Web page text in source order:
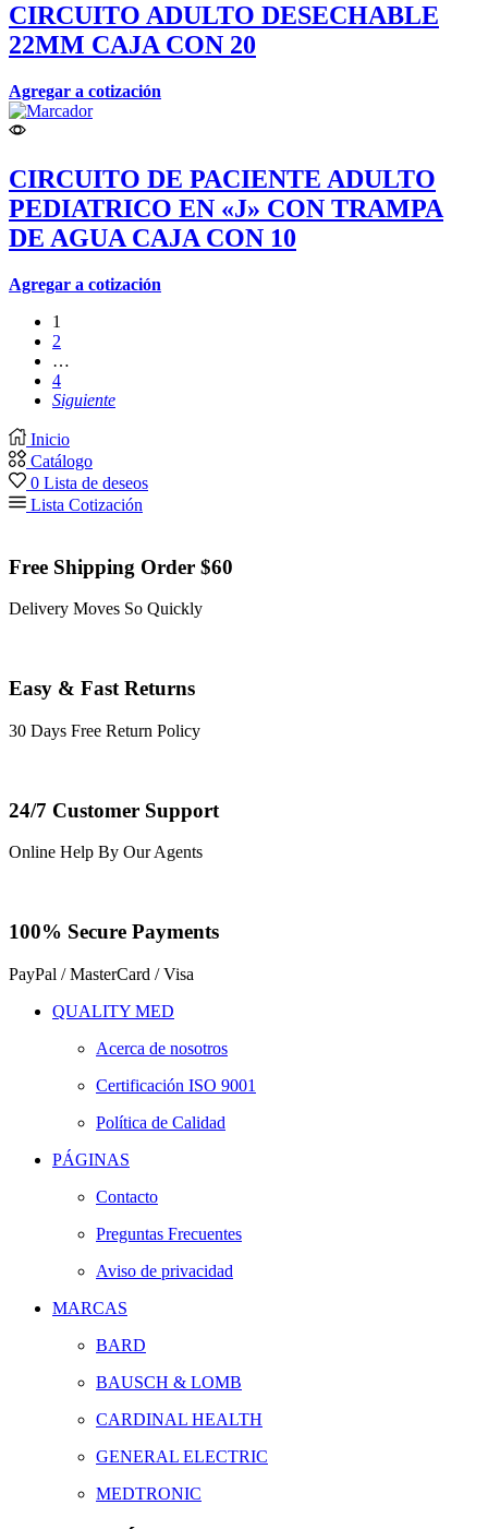
CIRCUITO ADULTO DESECHABLE
22MM CAJA CON 20
Agregar a cotización
CIRCUITO DE PACIENTE ADULTO
PEDIATRICO EN «J» CON TRAMPA
DE AGUA CAJA CON 10
Agregar a cotización
1
2
…
4
Siguiente
Inicio
Catálogo
0 Lista de deseos
Lista Cotización
Free Shipping Order $60
Delivery Moves So Quickly
Easy & Fast Returns
30 Days Free Return Policy
24/7 Customer Support
Online Help By Our Agents
100% Secure Payments
PayPal / MasterCard / Visa
QUALITY MED
Acerca de nosotros
Certificación ISO 9001
Política de Calidad
PÁGINAS
Contacto
Preguntas Frecuentes
Aviso de privacidad
MARCAS
BARD
BAUSCH & LOMB
CARDINAL HEALTH
GENERAL ELECTRIC
MEDTRONIC